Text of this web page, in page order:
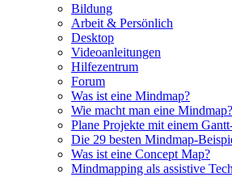
Bildung
Arbeit & Persönlich
Desktop
Videoanleitungen
Hilfezentrum
Forum
Was ist eine Mindmap?
Wie macht man eine Mindmap?
Plane Projekte mit einem
Die 29 besten Mindmap-
Was ist eine Concept Map?
Mindmapping als assistive